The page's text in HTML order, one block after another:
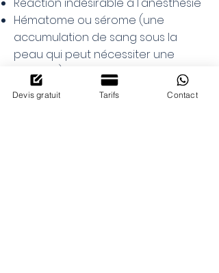
Hématome ou sérome (une
accumulation de sang sous la
peau qui peut nécessiter une
ablation)
Infection et saignement
Devis gratuit Tarifs Contact